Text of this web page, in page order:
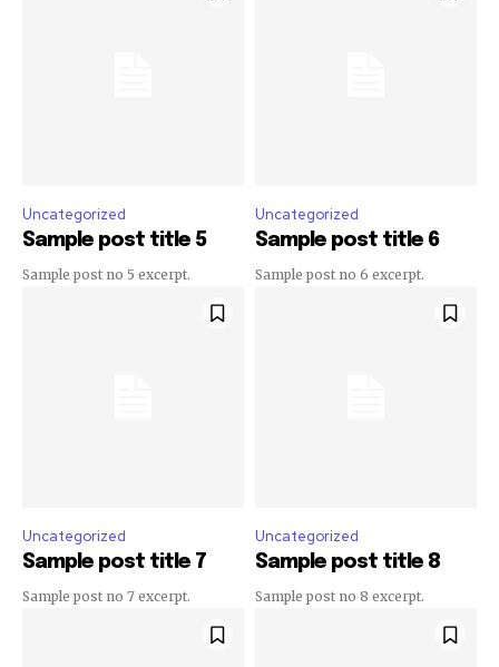
Uncategorized
Sample post title 5
Sample post no 5 excerpt.
Uncategorized
Sample post title 6
Sample post no 6 excerpt.
Uncategorized
Sample post title 7
Sample post no 7 excerpt.
Uncategorized
Sample post title 8
Sample post no 8 excerpt.